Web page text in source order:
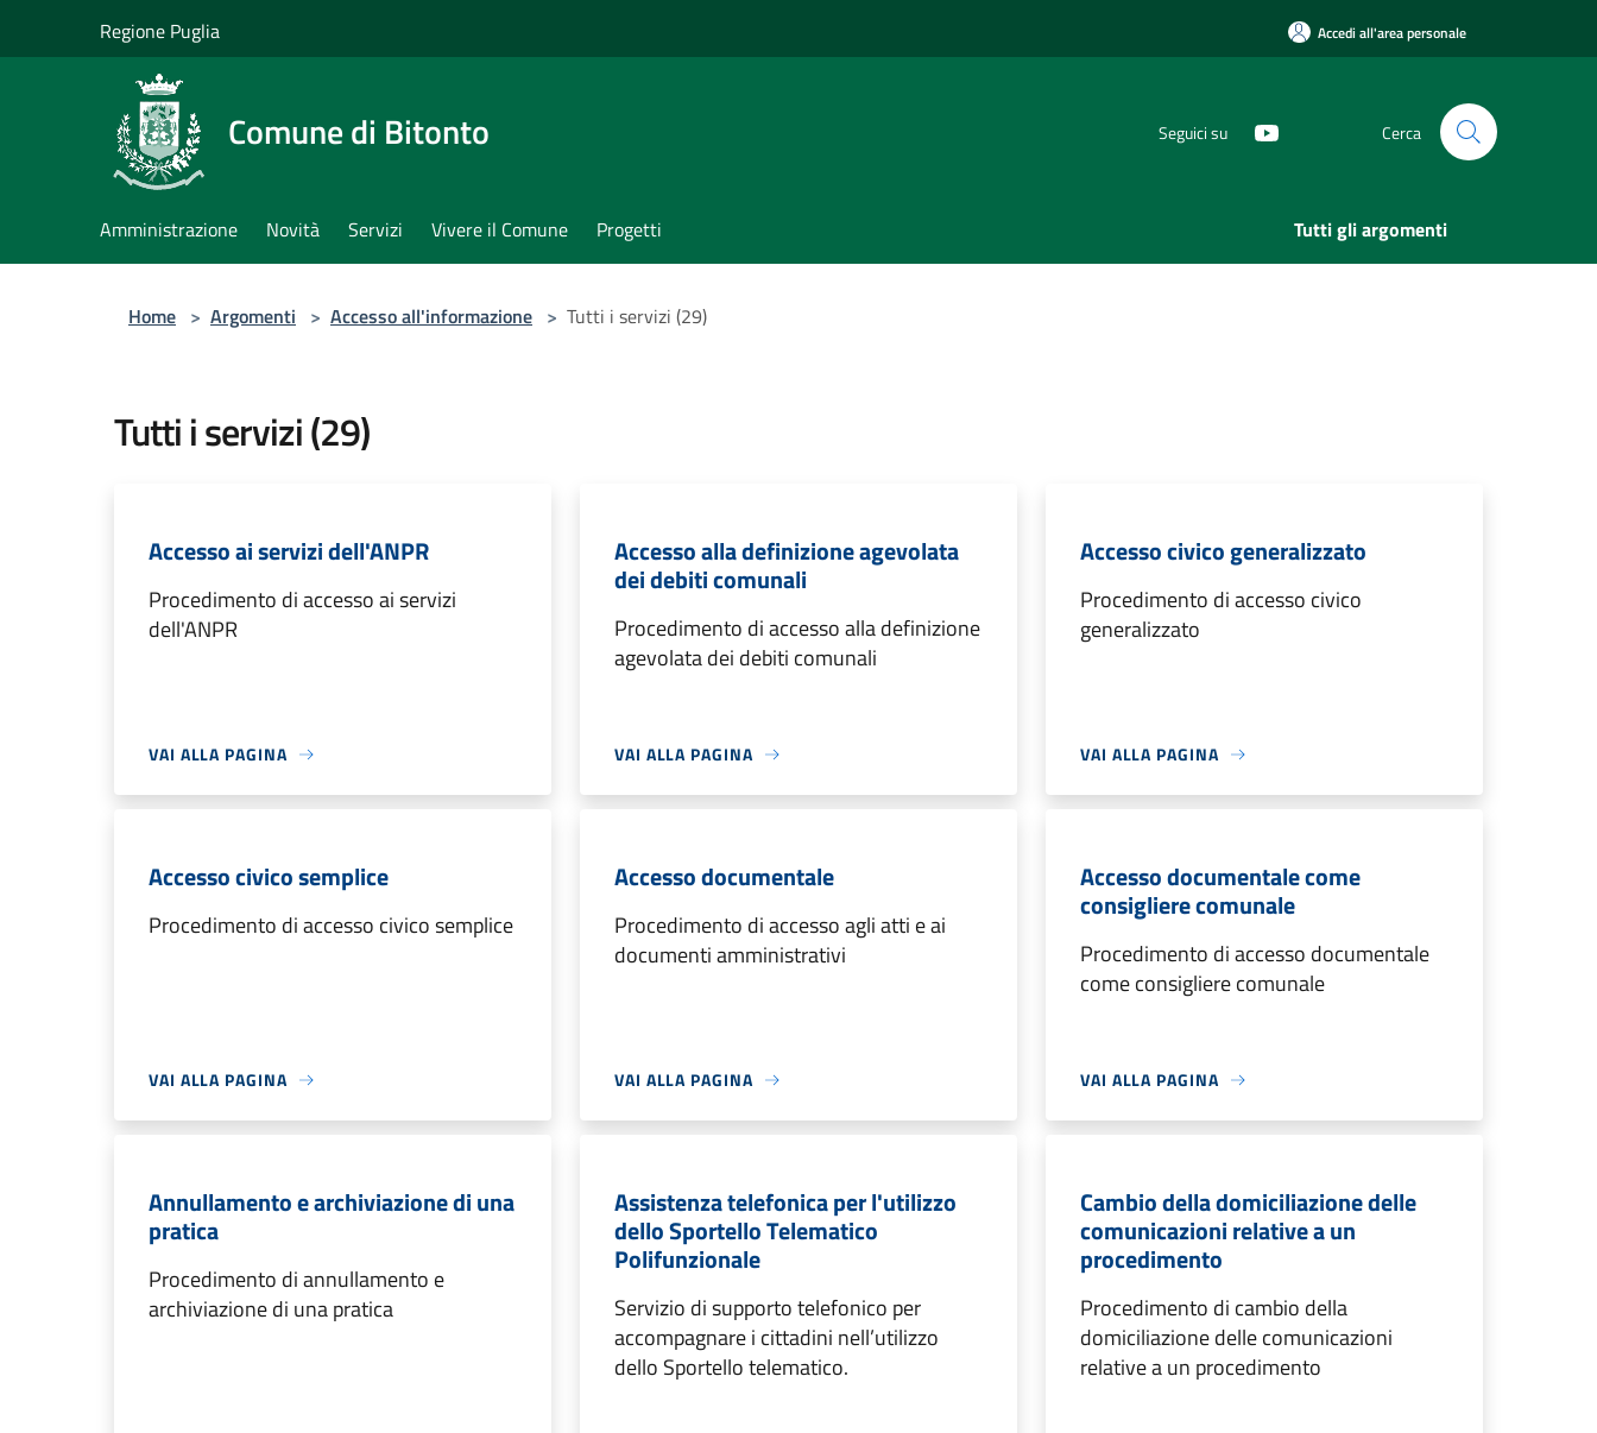
Regione Puglia Accedi all'area personale
Comune di Bitonto Seguici su Cerca
Amministrazione Novità Servizi Vivere il Comune Progetti Tutti gli argomenti
Home > Argomenti > Accesso all'informazione > Tutti i servizi (29)
Tutti i servizi (29)
Accesso ai servizi dell'ANPR
Procedimento di accesso ai servizi
dell'ANPR
VAI ALLA PAGINA
Accesso alla definizione agevolata
dei debiti comunali
Procedimento di accesso alla definizione
agevolata dei debiti comunali
VAI ALLA PAGINA
Accesso civico generalizzato
Procedimento di accesso civico
generalizzato
VAI ALLA PAGINA
Accesso civico semplice
Procedimento di accesso civico semplice
VAI ALLA PAGINA
Accesso documentale
Procedimento di accesso agli atti e ai
documenti amministrativi
VAI ALLA PAGINA
Accesso documentale come
consigliere comunale
Procedimento di accesso documentale
come consigliere comunale
VAI ALLA PAGINA
Annullamento e archiviazione di una
pratica
Procedimento di annullamento e
archiviazione di una pratica
Assistenza telefonica per l'utilizzo
dello Sportello Telematico
Polifunzionale
Servizio di supporto telefonico per
accompagnare i cittadini nell’utilizzo
dello Sportello telematico.
Cambio della domiciliazione delle
comunicazioni relative a un
procedimento
Procedimento di cambio della
domiciliazione delle comunicazioni
relative a un procedimento